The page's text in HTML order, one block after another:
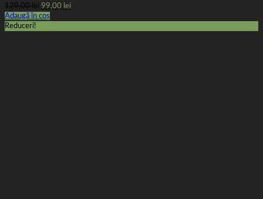
129,00lei Prețul
inițial
99,00 leiPrețul
Adaugă în coș
Reduceri!